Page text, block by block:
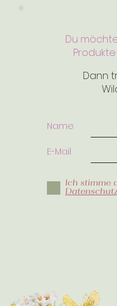
Dann
Du
Name
E-Mail
Ich stimme